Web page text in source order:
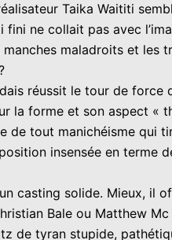
Taika Waititi
ne collait pas avec
maladroits et
réussit le tour de
la forme et son aspect «
tout manichéisme qui
insensée en
casting solide. Mieux, il
Bale ou Matthew
de tyran stupide,